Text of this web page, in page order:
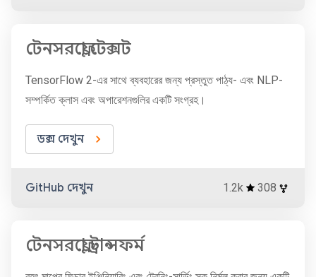
টেনসরফ্লো টেক্সট
TensorFlow 2-এর সাথে ব্যবহারের জন্য প্রস্তুত পাঠ্য- এবং NLP-
সম্পর্কিত ক্লাস এবং অপারেশনগুলির একটি সংগ্রহ।
ডক্স দেখুন
GitHub দেখুন 1.2k 308
টেনসরফ্লো ট্রান্সফর্ম